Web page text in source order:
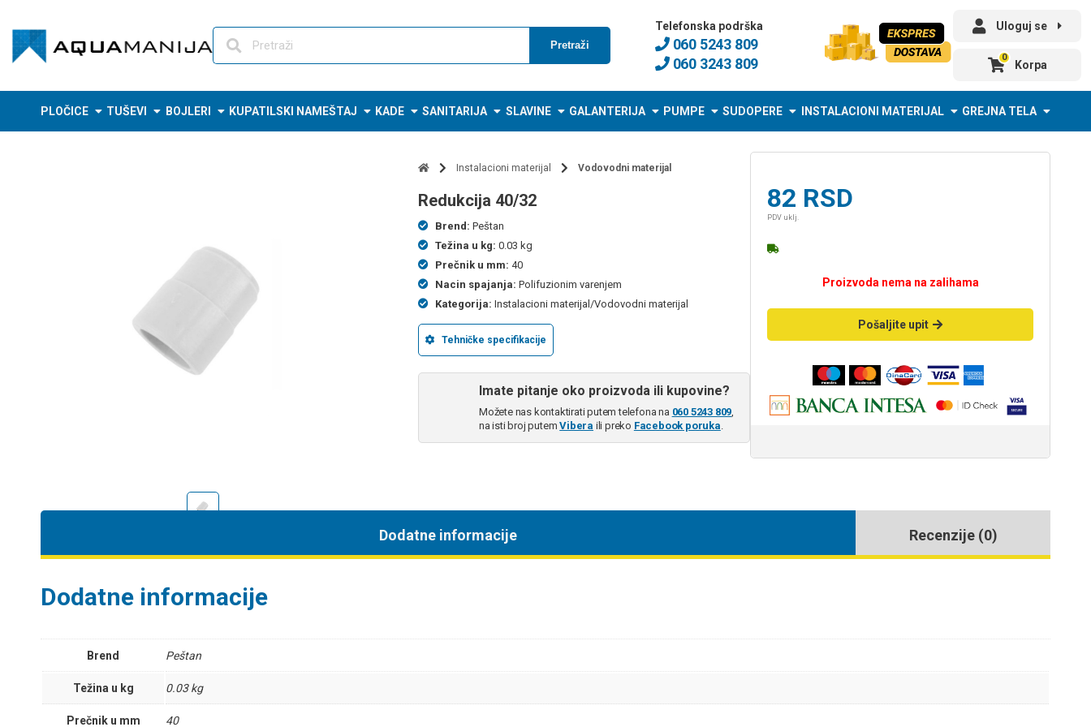
content
Pretraži
Telefonska podrška
060 5243 809
060 3243 809
Uloguj se
0
Korpa
PLOČICE TUŠEVI BOJLERI KUPATILSKI NAMEŠTAJ KADE SANITARIJA SLAVINE GALANTERIJA PUMPE SUDOPERE INSTALACIONI MATERIJAL GREJNA TELA
Instalacioni materijal Vodovodni materijal
redukcija 40/32
Brend: Peštan
Težina u kg: 0.03 kg
Prečnik u mm: 40
Nacin spajanja: Polifuzionim varenjem
Kategorija: Instalacioni materijal/Vodovodni materijal
Tehničke specifikacije
Imate pitanje oko proizvoda ili kupovine?
Možete nas kontaktirati putem telefona na 060 5243 809,
na isti broj putemVibera ili preko Facebook poruka.
82 RSD
PDV uklj.
Proizvoda nema na zalihama
Pošaljite upit
Dodatne informacije Recenzije (0)
Dodatne informacije
Brend Peštan
Težina u kg 0.03 kg
Prečnik u mm 40